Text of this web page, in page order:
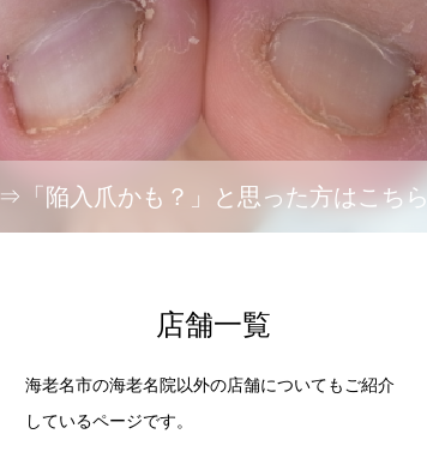
⇒「陥入爪かも？」と思った方はこちら
店舗一覧
海老名市の海老名院以外の店舗についてもご紹介
しているページです。